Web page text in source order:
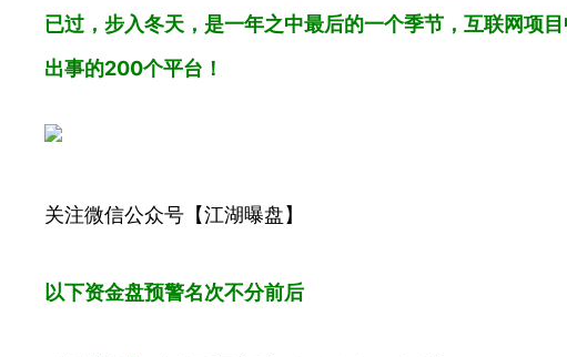
已过，步入冬天，是一年之中最后的一个季节，互联网项
出事的200个平台！
关注微信公众号【江湖曝盘】
以下资金盘预警名次不分前后